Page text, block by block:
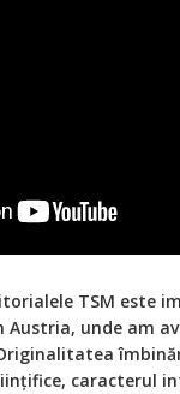
TSM este
unde am
caracterul